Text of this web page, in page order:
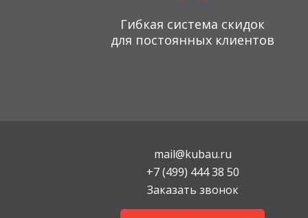
Гибкая система скидок
для постоянных клиентов
mail@kubau.ru
+7 (499) 444 38 50
Заказать звонок